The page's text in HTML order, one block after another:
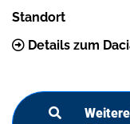
Standort
Details zum